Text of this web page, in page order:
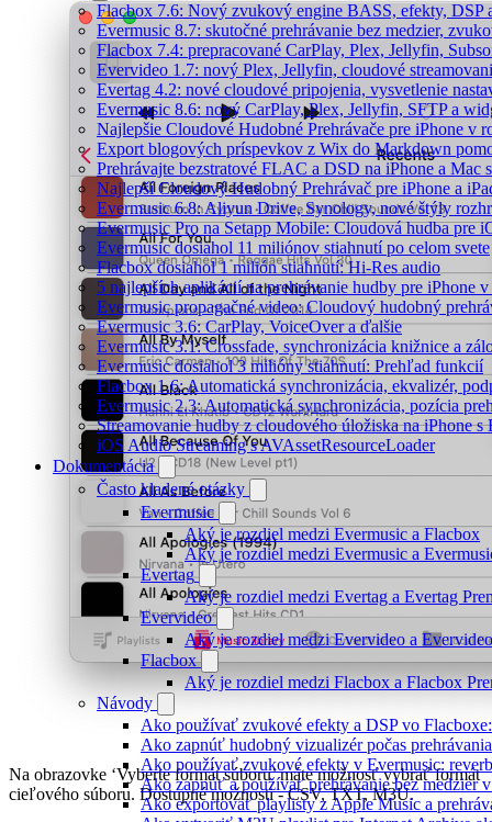
Flacbox 7.6: Nový zvukový engine BASS, efekty, DSP
Evermusic 8.7: skutočné prehrávanie bez medzier,
Flacbox 7.4: prepracované CarPlay, Plex, Jellyfin,
Evervideo 1.7: nový Plex, Jellyfin, cloudové
Evertag 4.2: nové cloudové pripojenia, vysvetlenie
Evermusic 8.6: nový CarPlay, Plex, Jellyfin, SFTP a
Najlepšie Cloudové Hudobné Prehrávače pre iPhone v
Export blogových príspevkov z Wix do Markdown
Prehrávajte bezstratové FLAC a DSD na iPhone a Mac
Najlepší Cloudový Hudobný Prehrávač pre iPhone a
Evermusic 6.8: Aliyun Drive, Synology, nové štýly
Evermusic Pro na Setapp Mobile: Cloudová hudba pre
Evermusic dosiahol 11 miliónov stiahnutí po celom svete
Flacbox dosiahol 1 milión stiahnutí: Hi-Res audio
5 najlepších aplikácií na prehrávanie hudby pre iPhone
Evermusic propagačné video: Cloudový hudobný
Evermusic 3.6: CarPlay, VoiceOver a ďalšie
Evermusic 3.1: Crossfade, synchronizácia knižnice a
Evermusic dosiahol 3 milióny stiahnutí: Prehľad funkcií
Flacbox 1.6: Automatická synchronizácia, ekvalizér,
Evermusic 2.3: Automatická synchronizácia, pozícia
Streamovanie hudby z cloudového úložiska na iPhone s
iOS Audio Streaming s AVAssetResourceLoader
Dokumentácia
Často kladené otázky
Evermusic
Aký je rozdiel medzi Evermusic a Flacbox
Aký je rozdiel medzi Evermusic a
Evertag
Aký je rozdiel medzi Evertag a Evertag
Evervideo
Aký je rozdiel medzi Evervideo a
Flacbox
Aký je rozdiel medzi Flacbox a Flacbox
Návody
Ako používať zvukové efekty a DSP vo
Ako zapnúť hudobný vizualizér počas
Ako používať zvukové efekty v Evermusic:
Ako zapnúť a používať prehrávanie bez medzier
Ako exportovať playlisty z Apple Music a
Na obrazovke ‘Vyberte formát súboru’ máte možnosť vybrať formát
cieľového súboru. Dostupné možnosti - CSV, TXT, M3U.